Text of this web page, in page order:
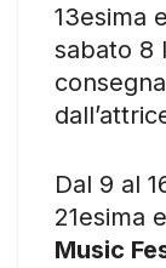
13esima
sabato 8
Dal 9 al
21esima
Music